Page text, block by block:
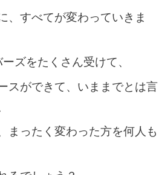
、すべてが変わっていきま
ズをたくさん受けて、
スができて、いままでとは言
まったく変わった方を何人も